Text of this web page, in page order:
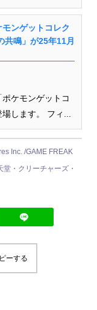
ンゲットコレク
共鳴」が25年11月
ケモンゲットコ
します。 フィ...
Inc. /GAME FREAK
・クリーチャーズ・
ーする